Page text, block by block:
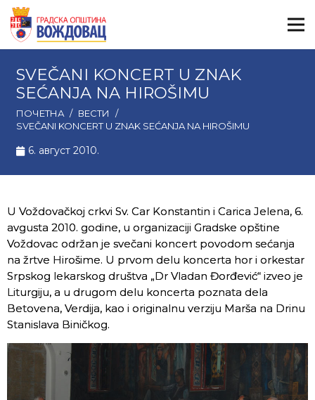
SVEČANI KONCERT U ZNAK
SEĆANJA NA HIROŠIMU
ПОЧЕТНА / ВЕСТИ
/
SVEČANI KONCERT U ZNAK SEĆANJA NA HIROŠIMU
6. август 2010.
U Voždovačkoj crkvi Sv. Car Konstantin i Carica Jelena, 6.
avgusta 2010. godine, u organizaciji Gradske opštine
Voždovac održan je svečani koncert povodom sećanja
na žrtve Hirošime. U prvom delu koncerta hor i orkestar
Srpskog lekarskog društva „Dr Vladan Đorđević“ izveo je
Liturgiju, a u drugom delu koncerta poznata dela
Betovena, Verdija, kao i originalnu verziju Marša na Drinu
Stanislava Biničkog.